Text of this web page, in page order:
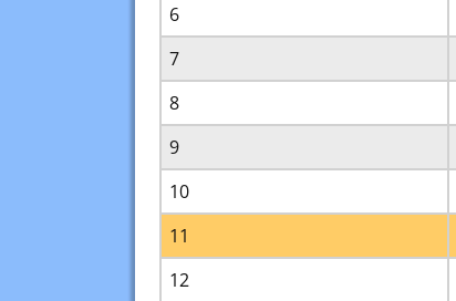
6
7
8
9
10
11
12